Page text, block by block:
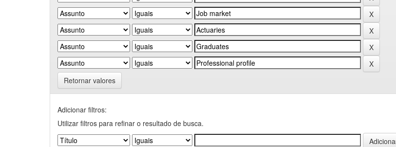
Retornar valores
Adicionar filtros:
Utilizar filtros para refinar o resultado de busca.